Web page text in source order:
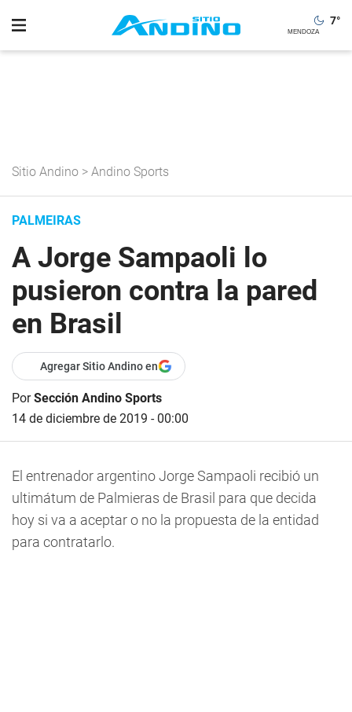
7°
Sitio Andino > Andino Sports
PALMEIRAS
A Jorge Sampaoli lo
pusieron contra la pared
en Brasil
Agregar Sitio Andino en
PorSección Andino Sports
14 de diciembre de 2019 - 00:00
El entrenador argentino Jorge Sampaoli recibió un
ultimátum de Palmieras de Brasil para que decida
hoy si va a aceptar o no la propuesta de la entidad
para contratarlo.